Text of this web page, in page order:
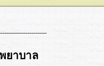
ยาบาล